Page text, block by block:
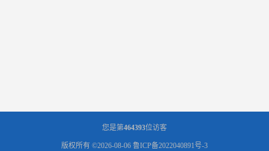
您是第464393位访客
版权所有 ©2026-08-06 鲁ICP备2022040891号-3